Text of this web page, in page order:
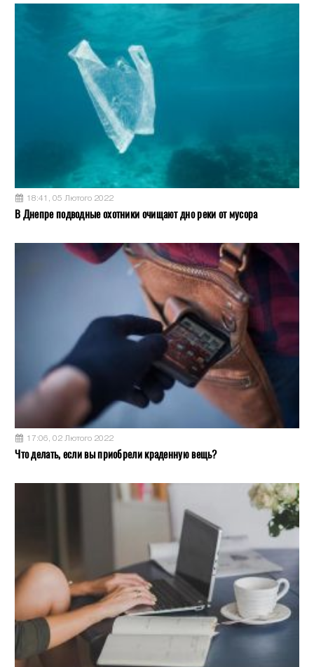
18:41, 05 Лютого 2022
В Днепре подводные охотники очищают дно реки от мусора
17:06, 02 Лютого 2022
Что делать, если вы приобрели краденную вещь?